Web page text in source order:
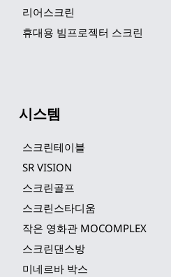
리어스크린
휴대용 빔프로젝터 스크린
시스템
스크린테이블
SR VISION
스크린골프
스크린스타디움
작은 영화관 MOCOMPLEX
스크린댄스방
미네르바 박스